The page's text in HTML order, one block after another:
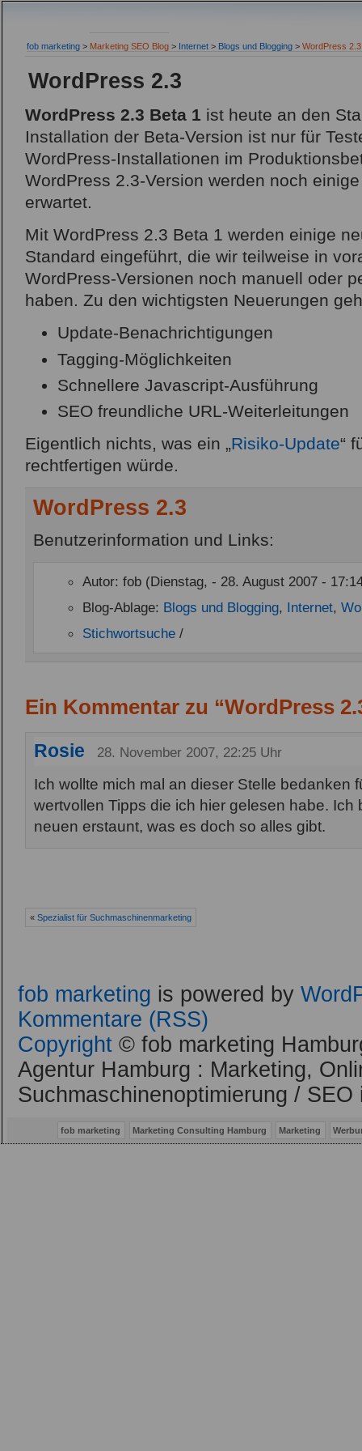
fob marketing > Marketing SEO Blog > Internet > Blogs und Blogging > WordPress 2.3
WordPress 2.3
WordPress 2.3 Beta 1 ist heute an den
Installation der Beta-Version ist nur für
WordPress-Installationen im
WordPress 2.3-Version werden noch
erwartet.
Mit WordPress 2.3 Beta 1 werden einige
Standard eingeführt, die wir teilweise in
WordPress-Versionen noch manuell oder
haben. Zu den wichtigsten Neuerungen
Update-Benachrichtigungen
Tagging-Möglichkeiten
Schnellere Javascript-Ausführung
SEO freundliche URL-Weiterleitungen
Eigentlich nichts, was ein „Risiko-Update“
rechtfertigen würde.
WordPress 2.3
Benutzerinformation und Links:
Autor: fob (Dienstag, - 28. August 2007 -
Blog-Ablage: Blogs und Blogging, Internet,
Stichwortsuche /
Ein Kommentar zu “WordPress
Rosie 28. November 2007, 22:25 Uhr
Ich wollte mich mal an dieser Stelle bedanken
wertvollen Tipps die ich hier gelesen habe. Ich
neuen erstaunt, was es doch so alles gibt.
« Spezialist für Suchmaschinenmarketing
fob marketing is powered by
Kommentare (RSS)
Copyright © fob marketing
Agentur Hamburg : Marketing,
Suchmaschinenoptimierung / SEO
fob marketing Marketing Consulting Hamburg Marketing